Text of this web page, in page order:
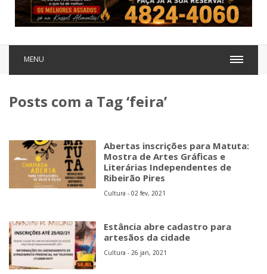
MENU
Posts com a Tag ‘feira’
Abertas inscrições para Matuta:
Mostra de Artes Gráficas e
Literárias Independentes de
Ribeirão Pires
Cultura - 02 fev, 2021
Estância abre cadastro para
artesãos da cidade
Cultura - 26 jan, 2021